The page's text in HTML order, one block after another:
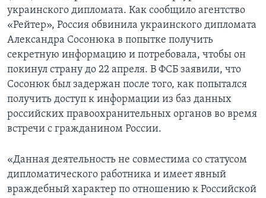
украинского дипломата. Как сообщило агентство
«Рейтер», Россия обвинила украинского дипломата
Александра Сосонюка в попытке получить
секретную информацию и потребовала, чтобы он
покинул страну до 22 апреля. В ФСБ заявили, что
Сосонюк был задержан после того, как попытался
получить доступ к информации из баз данных
российских правоохранительных органов во время
встречи с гражданином России.
«Данная деятельность не совместима со статусом
дипломатического работника и имеет явный
враждебный характер по отношению к Российской